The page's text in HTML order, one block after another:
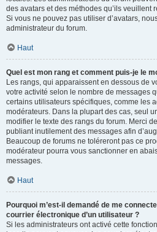
des avatars et des méthodes qu’ils veuillent
Si vous ne pouvez pas utiliser d’avatars,
administrateur du forum.
Haut
Quel est mon rang et comment puis-je le
Les rangs, qui apparaissent en dessous de
votre activité selon le nombre de messages
certains utilisateurs spécifiques, comme les
modérateurs. Dans la plupart des cas, seul
modifier le texte des rangs du forum. Merci
publiant inutilement des messages afin
Beaucoup de forums ne toléreront pas ce
modérateur pourra vous sanctionner en
messages.
Haut
Pourquoi m’est-il demandé de me
courrier électronique d’un utilisateur ?
Si les administrateurs ont activé cette